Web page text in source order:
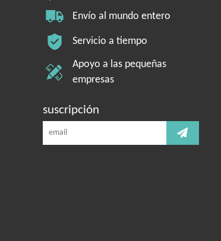
Envío al mundo entero
Servicio a tiempo
Apoyo a las pequeñas
empresas
suscripción